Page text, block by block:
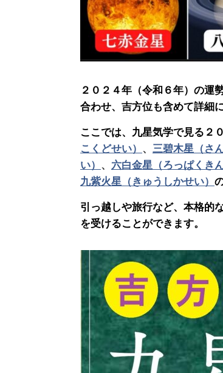
２０２４年（令和６年）の
合わせ、吉方位も含めて詳細
ここでは、九星気学で見る２
こくどせい） 、 三碧木星（さ
い） 、 六白金星（ろっぱくきん
九紫火星（きゅうしかせい）
引っ越しや旅行など、本格的
を受けることができます。